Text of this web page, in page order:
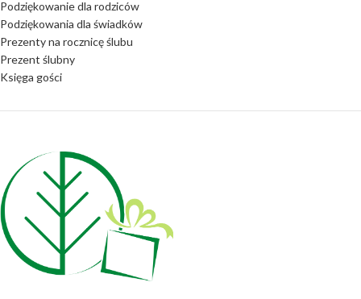
Podziękowanie dla rodziców
Podziękowania dla świadków
Prezenty na rocznicę ślubu
Prezent ślubny
Księga gości